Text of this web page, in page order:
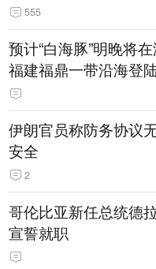
555
预计“白海豚”明晚将
福建福鼎一带沿海登
伊朗官员称防务协议
安全
2
哥伦比亚新任总统德
宣誓就职